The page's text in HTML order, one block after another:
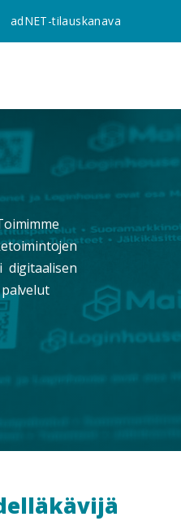
adNET-tilauskanava
digitaalisen